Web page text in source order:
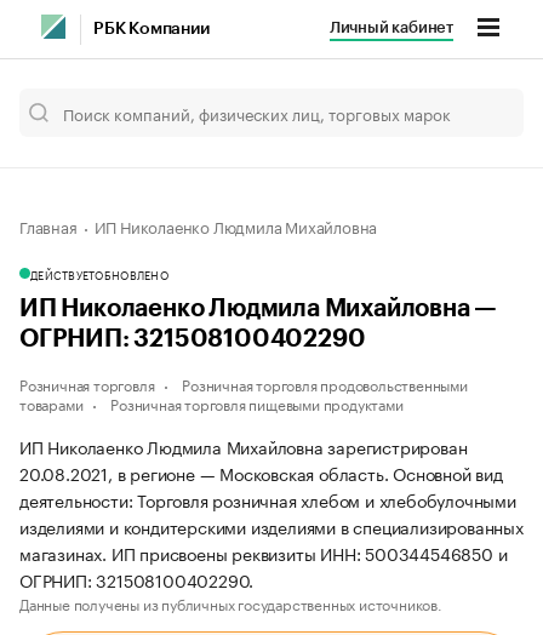
РБК Компании Личный кабинет
Главная ИП Николаенко Людмила Михайловна
ДЕЙСТВУЕТОБНОВЛЕНО
ИП Николаенко Людмила Михайловна —
ОГРНИП: 321508100402290
Розничная торговля
Розничная торговля продовольственными
товарами
Розничная торговля пищевыми продуктами
ИП Николаенко Людмила Михайловна зарегистрирован
20.08.2021, в регионе — Московская область. Основной вид
деятельности: Торговля розничная хлебом и хлебобулочными
изделиями и кондитерскими изделиями в специализированных
магазинах. ИП присвоены реквизиты ИНН: 500344546850 и
ОГРНИП: 321508100402290.
Данные получены из публичных государственных источников.